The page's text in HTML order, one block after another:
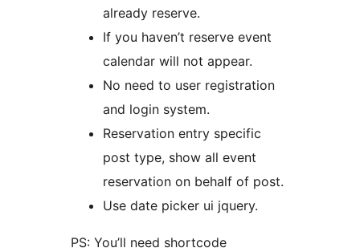
already reserve.
If you haven’t reserve event
calendar will not appear.
No need to user registration
and login system.
Reservation entry specific
post type, show all event
reservation on behalf of post.
Use date picker ui jquery.
PS: You’ll need shortcode